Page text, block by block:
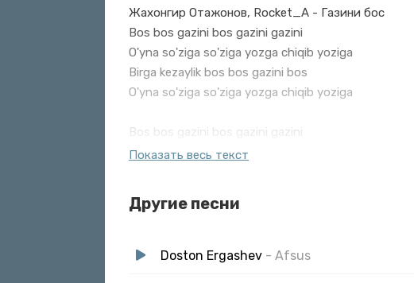
Жахонгир Отажонов, Rocket_A - Газини бос
Bos bos gazini bos gazini gazini
O'yna so'ziga so'ziga yozga chiqib yoziga
Birga kezaylik bos bos gazini bos
O'yna so'ziga so'ziga yozga chiqib yoziga
Bos bos gazini bos gazini gazini
O'yna so'ziga so'ziga yozga chiqib yoziga
Jahongir Otajonov, Rocket_A - Gazini bos
Показать весь текст
Другие песни
Doston Ergashev - Afsus